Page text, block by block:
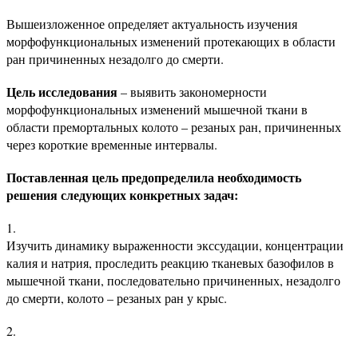
Вышеизложенное определяет актуальность изучения
морфофункциональных изменений протекающих в области
ран причиненных незадолго до смерти.
Цель исследования– выявить закономерности
морфофункциональных изменений мышечной ткани в
области премортальных колото – резаных ран, причиненных
через короткие временные интервалы.
Поставленная цель предопределила необходимость
решения следующих конкретных задач:
Изучить динамику выраженности экссудации, концентрации
калия и натрия, проследить реакцию тканевых базофилов в
мышечной ткани, последовательно причиненных, незадолго
до смерти, колото – резаных ран у крыс.